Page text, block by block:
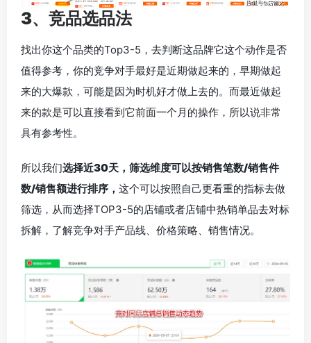
3、竞品选品法
找出你这个品类的Top3-5，去判断这品牌它这个动作是否
值得参考，你的竞争对手最好是近期做起来的，早期做起
来的大爆款，可能是因为时机好才做上去的。而最近做起
来的款是可以直接看到它前面一个月的操作，所以说非常
具有参考性。
所以我们选择近30天，筛选维度可以按销售笔数/销售件
数/销售额进行排序， 这个可以按照自己更看重的指标去做
筛选，从而选择TOP3-5的店铺或者店铺中热销单品去对标
拆解，了解竞争对手产品线、价格策略、销售情况。